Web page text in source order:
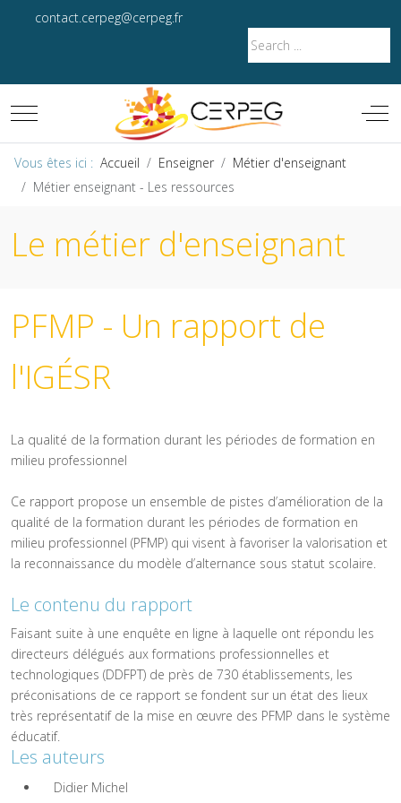
contact.cerpeg@cerpeg.fr
Mobile Menu Toggle Off-
Vous êtes ici : Accueil Enseigner
Métier d'enseignant
Métier enseignant - Les ressources
Le métier d'enseignant
PFMP - Un rapport de
l'IGÉSR
La qualité de la formation durant les périodes de formation en
milieu professionnel
Ce rapport propose un ensemble de pistes d’amélioration de la
qualité de la formation durant les périodes de formation en
milieu professionnel (PFMP) qui visent à favoriser la valorisation et
la reconnaissance du modèle d’alternance sous statut scolaire.
Le contenu du rapport
Faisant suite à une enquête en ligne à laquelle ont répondu les
directeurs délégués aux formations professionnelles et
technologiques (DDFPT) de près de 730 établissements, les
préconisations de ce rapport se fondent sur un état des lieux
très représentatif de la mise en œuvre des PFMP dans le système
éducatif.
Les auteurs
Didier Michel